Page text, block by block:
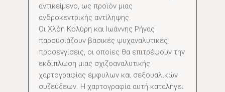
αντικείμενο, ως προϊόν μιας
ανδροκεντρικής αντίληψης.
Οι Χλόη Κολύρη και Ιωάννης Ρήγας
παρουσιάζουν βασικές ψυχαναλυτικές
προσεγγίσεις, οι οποίες θα επιτρέψουν την
εκδίπλωση μιας σχιζοαναλυτικής
χαρτογραφίας έμφυλων και σεξουαλικών
συζεύξεων. Η χαρτογραφία αυτή καταλήγει